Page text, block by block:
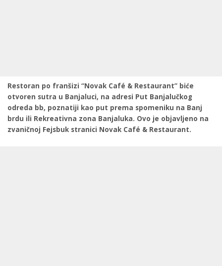
Restoran po franšizi “Novak Café & Restaurant” biće
otvoren sutra u Banjaluci, na adresi Put Banjalučkog
odreda bb, poznatiji kao put prema spomeniku na Banj
brdu ili Rekreativna zona Banjaluka. Ovo je objavljeno na
zvaničnoj Fejsbuk stranici Novak Café & Restaurant.